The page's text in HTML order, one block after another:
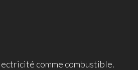
comme combustible.